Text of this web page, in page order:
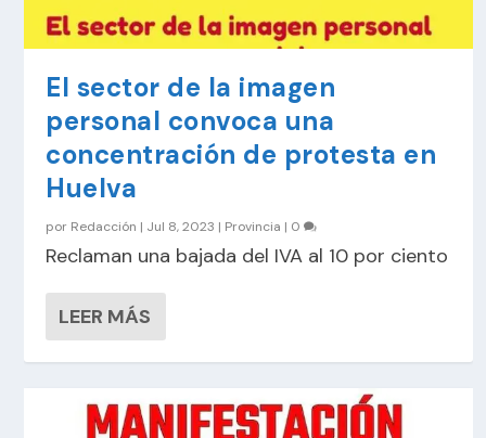
El sector de la imagen
personal convoca una
concentración de protesta en
Huelva
por Redacción | Jul 8, 2023 | Provincia | 0
Reclaman una bajada del IVA al 10 por ciento
LEER MÁS